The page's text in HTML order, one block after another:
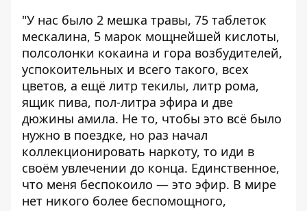
"У нас было 2 мешка травы, 75 таблеток
мескалина, 5 марок мощнейшей кислоты,
полсолонки кокаина и гора возбудителей,
успокоительных и всего такого, всех
цветов, а ещё литр текилы, литр рома,
ящик пива, пол-литра эфира и две
дюжины амила. Не то, чтобы это всё было
нужно в поездке, но раз начал
коллекционировать наркоту, то иди в
своём увлечении до конца. Единственное,
что меня беспокоило — это эфир. В мире
нет никого более беспомощного,